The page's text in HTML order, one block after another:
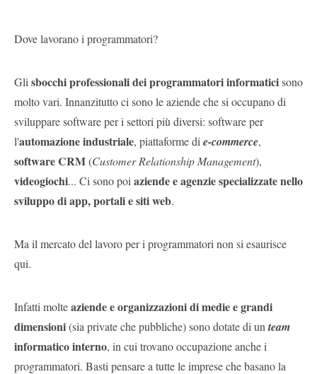
Dove lavorano i programmatori?
Gli sbocchi professionali dei programmatori informaticisono
molto vari. Innanzitutto ci sono le aziende che si occupano di
sviluppare software per i settori più diversi: software per
l'automazione industriale, piattaforme di e-commerce,
software CRM(Customer Relationship Management),
videogiochi... Ci sono poi aziende e agenzie specializzate nello
sviluppo di app, portali e siti web.
Ma il mercato del lavoro per i programmatori non si esaurisce
qui.
Infatti molteaziende e organizzazioni di medie e grandi
dimensioni(sia private che pubbliche) sono dotate di un team
informatico interno, in cui trovano occupazione anche i
programmatori. Basti pensare a tutte le imprese che basano la